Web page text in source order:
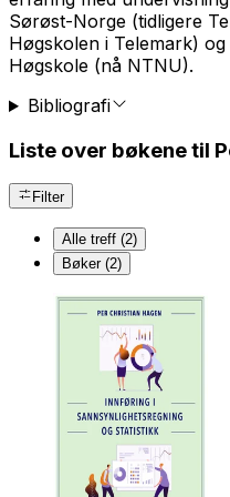
Sørøst-Norge (tidligere
Høgskolen i Telemark)
Høgskole (nå NTNU).
Bibliografi
Liste over bøkene til
Filter
Alle treff (2)
Bøker (2)